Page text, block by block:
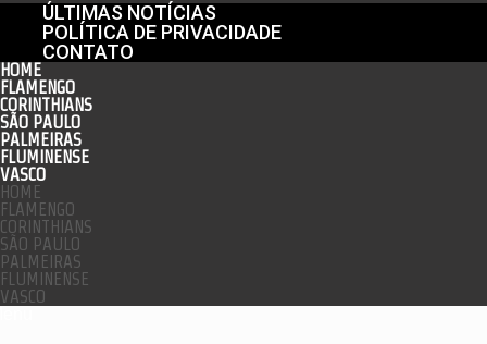
ÚLTIMAS NOTÍCIAS
POLÍTICA DE PRIVACIDADE
CONTATO
HOME
FLAMENGO
CORINTHIANS
SÃO PAULO
PALMEIRAS
FLUMINENSE
VASCO
HOME
FLAMENGO
CORINTHIANS
SÃO PAULO
PALMEIRAS
FLUMINENSE
VASCO